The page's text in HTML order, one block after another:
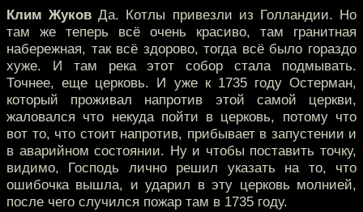
Клим Жуков Да. Котлы привезли из Голландии. Но
там же теперь всё очень красиво, там гранитная
набережная, так всё здорово, тогда всё было гораздо
хуже. И там река этот собор стала подмывать.
Точнее, еще церковь. И уже к 1735 году Остерман,
который проживал напротив этой самой церкви,
жаловался что некуда пойти в церковь, потому что
вот то, что стоит напротив, прибывает в запустении и
в аварийном состоянии. Ну и чтобы поставить точку,
видимо, Господь лично решил указать на то, что
ошибочка вышла, и ударил в эту церковь молнией,
после чего случился пожар там в 1735 году.